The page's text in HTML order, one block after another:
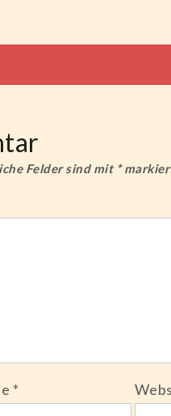
Felder sind mit *
*